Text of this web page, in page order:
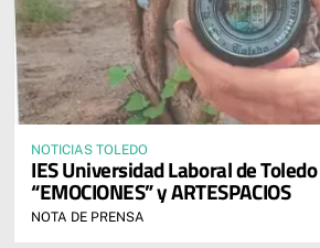
NOTICIAS TOLEDO
IES Universidad Laboral de
“EMOCIONES” y ARTESPACIOS
NOTA DE PRENSA